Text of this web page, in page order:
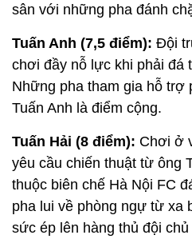
sân với những pha đánh
Tuấn Anh (7,5 điểm): Đội
chơi đầy nỗ lực khi phải đá
Những pha tham gia hỗ trợ
Tuấn Anh là điểm cộng.
Tuấn Hải (8 điểm): Chơi ở
yêu cầu chiến thuật từ ông
thuộc biên chế Hà Nội FC
pha lui về phòng ngự từ xa
sức ép lên hàng thủ đội chủ